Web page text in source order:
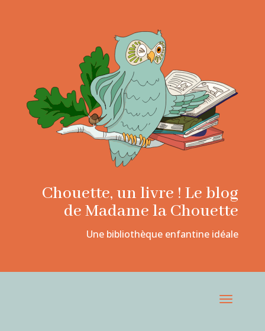
Chouette, un livre ! Le blog
de Madame la Chouette
Une bibliothèque enfantine idéale